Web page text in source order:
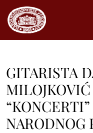
GITARISTA
NARODNOG